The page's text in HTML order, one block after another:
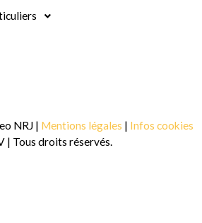
NRJ | Mentions légales | Infos cookies
| Tous droits réservés.